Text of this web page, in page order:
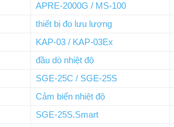
APRE-2000G / MS-100
thiết bị đo lưu lượng
KAP-03 / KAP-03Ex
đầu dò nhiệt độ
SGE-25C / SGE-25S
Cảm biến nhiệt độ
SGE-25S.Smart